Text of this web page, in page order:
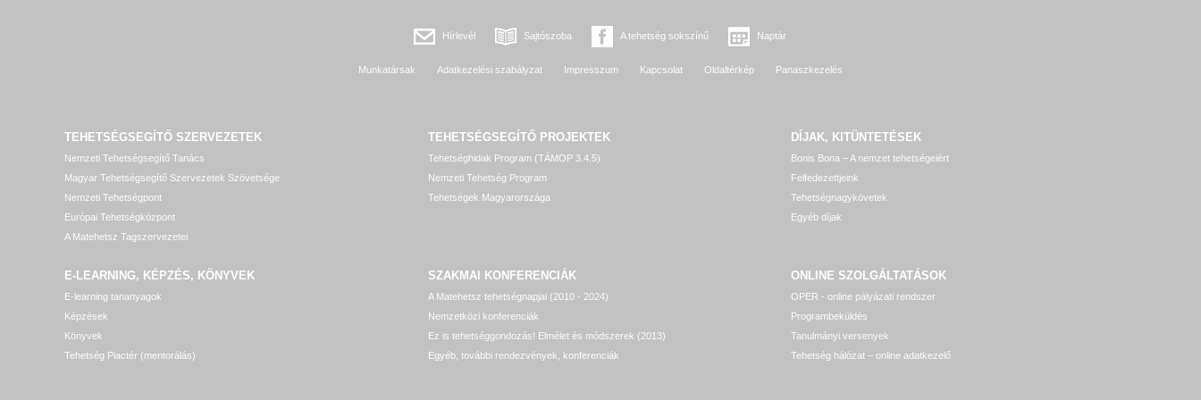
Hírlevél Sajtószoba A tehetség sokszínű Naptár
Munkatársak Adatkezelési szabályzat Impresszum Kapcsolat Oldaltérkép Panaszkezelés
TEHETSÉGSEGÍTŐ SZERVEZETEK
Nemzeti Tehetségsegítő Tanács
Magyar Tehetségsegítő Szervezetek Szövetsége
Nemzeti Tehetségpont
Európai Tehetségközpont
A Matehetsz Tagszervezetei
TEHETSÉGSEGÍTŐ PROJEKTEK
Tehetséghidak Program (TÁMOP 3.4.5)
Nemzeti Tehetség Program
Tehetségek Magyarországa
DÍJAK, KITÜNTETÉSEK
Bonis Bona – A nemzet tehetségeiért
Felfedezettjeink
Tehetségnagykövetek
Egyéb díjak
E-LEARNING, KÉPZÉS, KÖNYVEK
E-learning tananyagok
Képzések
Könyvek
Tehetség Piactér (mentorálás)
SZAKMAI KONFERENCIÁK
A Matehetsz tehetségnapjai (2010 - 2024)
Nemzetközi konferenciák
Ez is tehetséggondozás! Elmélet és módszerek (2013)
Egyéb, további rendezvények, konferenciák
ONLINE SZOLGÁLTATÁSOK
OPER - online pályázati rendszer
Programbeküldés
Tanulmányi versenyek
Tehetség hálózat – online adatkezelő